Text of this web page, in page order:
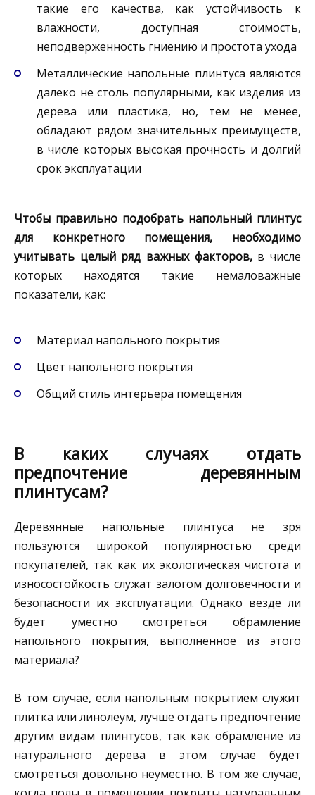
такие его качества, как устойчивость к
влажности, доступная стоимость,
неподверженность гниению и простота ухода
Металлические напольные плинтуса являются
далеко не столь популярными, как изделия из
дерева или пластика, но, тем не менее,
обладают рядом значительных преимуществ,
в числе которых высокая прочность и долгий
срок эксплуатации
Чтобы правильно подобрать напольный плинтус
для конкретного помещения, необходимо
учитывать целый ряд важных факторов, в числе
которых находятся такие немаловажные
показатели, как:
Материал напольного покрытия
Цвет напольного покрытия
Общий стиль интерьера помещения
В каких случаях отдать
предпочтение деревянным
плинтусам?
Деревянные напольные плинтуса не зря
пользуются широкой популярностью среди
покупателей, так как их экологическая чистота и
износостойкость служат залогом долговечности и
безопасности их эксплуатации. Однако везде ли
будет уместно смотреться обрамление
напольного покрытия, выполненное из этого
материала?
В том случае, если напольным покрытием служит
плитка или линолеум, лучше отдать предпочтение
другим видам плинтусов, так как обрамление из
натурального дерева в этом случае будет
смотреться довольно неуместно. В том же случае,